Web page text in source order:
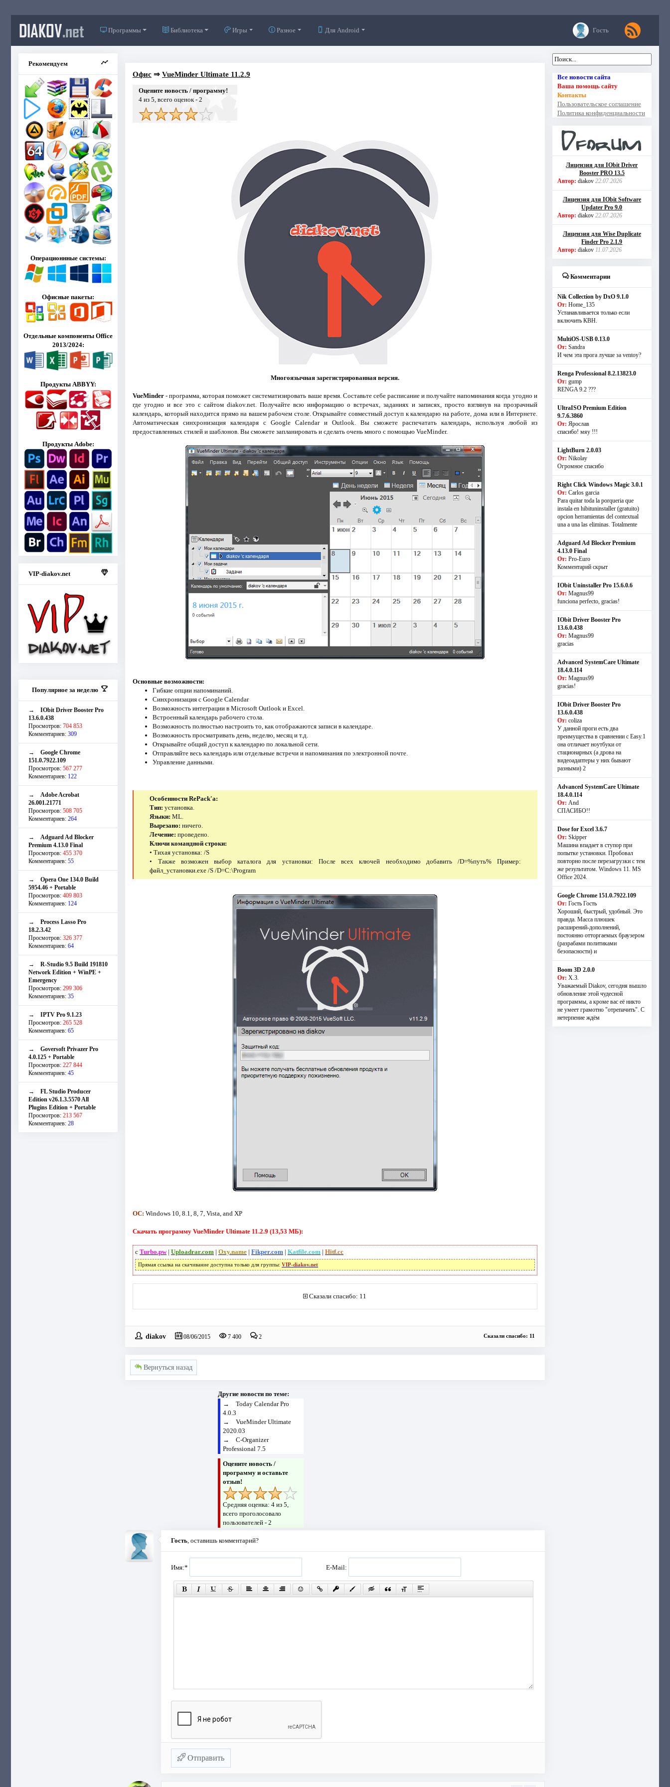
DIAKOV.net Программы Библиотека Игры Разное Для Android Гость
Рекомендуем
Операционнные системы:
Офисные пакеты:
Отдельные компоненты Office
2013/2024:
Продукты ABBYY:
Продукты Adobe:
VIP-diakov.net
Популярное за неделю
→ IObit Driver Booster Pro
13.6.0.438
Просмотров: 704 853
Комментариев: 309
→ Google Chrome
151.0.7922.109
Просмотров: 567 277
Комментариев: 122
→ Adobe Acrobat
26.001.21771
Просмотров: 508 705
Комментариев: 264
→ Adguard Ad Blocker
Premium 4.13.0 Final
Просмотров: 455 370
Комментариев: 55
→ Opera One 134.0 Build
5954.46 + Portable
Просмотров: 409 803
Комментариев: 124
→ Process Lasso Pro
18.2.3.42
Просмотров: 326 377
Комментариев: 64
→ R-Studio 9.5 Build 191810
Network Edition + WinPE +
Emergency
Просмотров: 299 306
Комментариев: 35
→ IPTV Pro 9.1.23
Просмотров: 265 528
Комментариев: 65
→ Goversoft Privazer Pro
4.0.125 + Portable
Просмотров: 227 844
Комментариев: 45
→ FL Studio Producer
Edition v26.1.3.5570 All
Plugins Edition + Portable
Просмотров: 213 567
Комментариев: 28
Офис⇒ VueMinder Ultimate 11.2.9
Оцените новость / программу!
4из 5, всего оценок - 2
Многоязычная зарегистрированная версия.
VueMinder- программа, которая поможет систематизировать ваше время. Составьте себе расписание и получайте напоминания когда угодно и
где угодно и все это с сайтом diakov.net. Получайте всю информацию о встречах, заданиях и записях, просто взглянув на прозрачный
календарь, который находится прямо на вашем рабочем столе. Открывайте совместный доступ к календарю на работе, дома или в Интернете.
Автоматическая синхронизация календаря с Google Calendar и Outlook. Вы сможете распечатать календарь, используя любой из
предоставленных стилей и шаблонов. Вы сможете запланировать и сделать очень много с помощью VueMinder.
Основные возможности:
Гибкие опции напоминаний.
Синхронизация с Google Calendar
Возможность интеграции в Microsoft Outlook и Excel.
Встроенный календарь рабочего стола.
Возможность полностью настроить то, как отображаются записи в календаре.
Возможность просматривать день, неделю, месяц и т.д.
Открывайте общий доступ к календарю по локальной сети.
Отправляйте весь календарь или отдельные встречи и напоминания по электронной почте.
Управление данными.
Особенности RePack'a:
Тип: установка.
Языки: ML.
Вырезано: ничего.
Лечение: проведено.
Ключи командной строки:
• Тихая установка: /S
• Также возможен выбор каталога для установки: После всех ключей необходимо добавить /D=%путь% Пример:
файл_установки.exe /S /D=C:\Program
ОС: Windows 10, 8.1, 8, 7, Vista, and XP
Скачать программу VueMinder Ultimate 11.2.9 (13,53 МБ):
с Turbo.pw| Uploadrar.com| Oxy.name| Fikper.com| Katfile.com| Hitf.cc
Прямая ссылка на скачивание доступна только для группы: VIP-diakov.net
Сказали спасибо: 11
diakov 08/06/2015 7 400 2 Сказали спасибо: 11
Вернуться назад
Другие новости по теме:
→ Today Calendar Pro
4.0.3
→ VueMinder Ultimate
2020.03
→ C-Organizer
Professional 7.5
Оцените новость /
программу и оставьте
отзыв!
Средняя оценка: 4из 5,
всего проголосовало
пользователей - 2
Гость, оставишь комментарий?
Имя:* E-Mail:
Отправить
Все новости сайта
Ваша помощь сайту
Контакты
Пользовательское соглашение
Политика конфиденциальности
Лицензия для IObit Driver
Booster PRO 13.5
Автор: diakov 22.07.2026
Лицензия для IObit Software
Updater Pro 9.0
Автор: diakov 22.07.2026
Лицензия для Wise Duplicate
Finder Pro 2.1.9
Автор: diakov 11.07.2026
Комментарии
Nik Collection by DxO 9.1.0
От: Home_135
Устанавливается только если
включить КВН.
MultiOS-USB 0.13.0
От: Sandra
И чем эта прога лучше за ventoy?
Renga Professional 8.2.13823.0
От: gump
RENGA 9.2 ???
UltraISO Premium Edition
9.7.6.3860
От: Ярослав
спасибо! мяу !!!
LightBurn 2.0.03
От: Nikolay
Огромное спасибо
Right Click Windows Magic 3.0.1
От: Carlos garcia
Para quitar toda la porqueria que
instala en hibituninstaller (gratuito)
opcion herramientas del contextual
una a una las eliminas. Totalmente
Adguard Ad Blocker Premium
4.13.0 Final
От: Pro-Euro
Комментарий скрыт
IObit Uninstaller Pro 15.6.0.6
От: Magnus99
funciona perfecto, gracias!
IObit Driver Booster Pro
13.6.0.438
От: Magnus99
gracias
Advanced SystemCare Ultimate
18.4.0.114
От: Magnus99
gracias!
IObit Driver Booster Pro
13.6.0.438
От: coliza
У данной проги есть два
преимущества в сравнении с Easy.1
она отличает ноутбуки от
стационарных (а дрова на
видеоадаптеры у них бывают
разными) 2
Advanced SystemCare Ultimate
18.4.0.114
От: And
СПАСИБО!!
Dose for Excel 3.6.7
От: Skipper
Машина впадает в ступор при
попытке установки. Пробовал
повторно после перезагрузки с тем
же результатом. Windows 11. MS
Offiсe 2024.
Google Chrome 151.0.7922.109
От: Гость Гость
Хороший, быстрый, удобный. Это
правда. Масса плюшек
расширений-дополнений,
постоянно отторгаемых браузером
(разрабами политиками
безопасности) и
Boom 3D 2.0.0
От: Х.З.
Уважаемый Diakov, сегодня вышло
обновление этой чудесной
программы, а кроме вас её никто
не умеет грамотно "отрепачить". С
нетерпение ждём